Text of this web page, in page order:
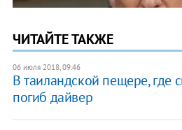
ЧИТАЙТЕ ТАКЖЕ
06 июля 2018, 09:46
В таиландской пещере, где
погиб дайвер